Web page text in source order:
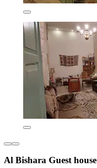
Al Bishara Guest house